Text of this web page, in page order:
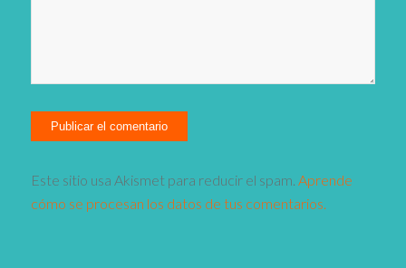
Este sitio usa Akismet para reducir el spam. Aprende
cómo se procesan los datos de tus comentarios.